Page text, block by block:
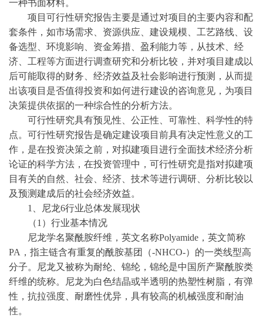
一种书面材料。
项目可行性研究报告主要是通过对项目的主要内容和配
套条件，如市场需求、资源供应、建设规模、工艺路线、设
备选型、环境影响、资金筹措、盈利能力等，从技术、经
济、工程等方面进行调查研究和分析比较，并对项目建成以
后可能取得的财务、经济效益及社会影响进行预测，从而提
出该项目是否值得投资和如何进行建设的咨询意见，为项目
决策提供依据的一种综合性的分析方法。
可行性研究具有预见性、公正性、可靠性、科学性的特
点。可行性研究报告是确定建设项目前具有决定性意义的工
作，是在投资决策之前，对拟建项目进行全面技术经济分析
论证的科学方法，在投资管理中，可行性研究是指对拟建项
目有关的自然、社会、经济、技术等进行调研、分析比较以
及预测建成后的社会经济效益。
1、
尼龙6行业总体发展现状
（1）行业基本情况
尼龙学名聚酰胺纤维，英文名称Polyamide，英文简称
PA，指主链含有重复的酰胺基团（-NHCO-）的一类线型高
分子。尼龙又被称为耐纶、锦纶，锦纶是中国所产聚酰胺类
纤维的统称。尼龙为白色结晶或半透明的热塑性树脂，有弹
性，抗拉强度、耐磨性优异，具有较高的机械强度和耐油
性。